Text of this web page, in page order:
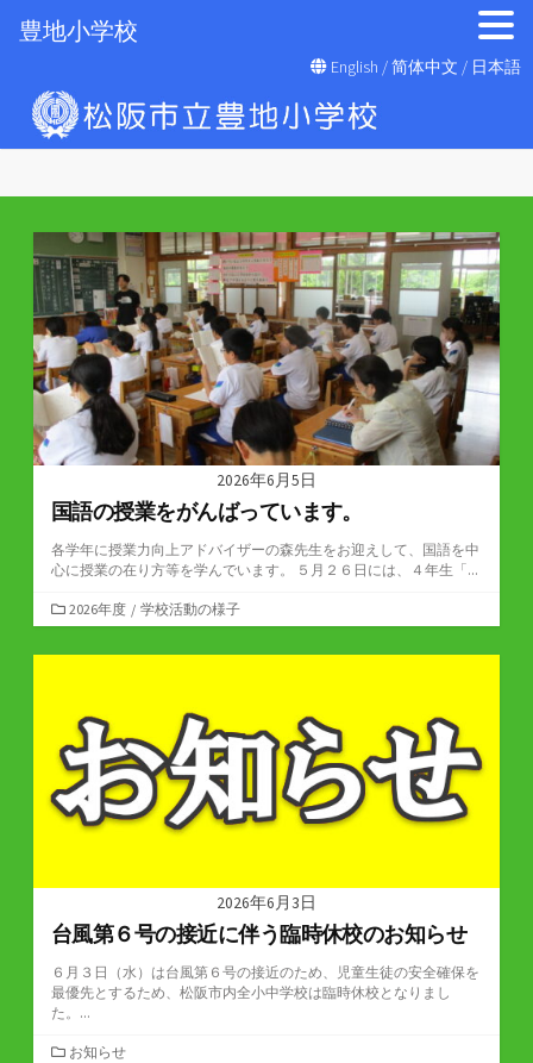
ン
English /简体中文 / 日本語
2026年6月5日
国語の授業をがんばっています。
各学年に授業力向上アドバイザーの森先生をお迎えして、国語を中
心に授業の在り方等を学んでいます。 ５月２６日には、４年生「...
カ
テ
ゴ
2026年度 / 学校活動の様子
2026年6月3日
台風第６号の接近に伴う臨時休校のお知らせ
６月３日（水）は台風第６号の接近のため、児童生徒の安全確保を
最優先とするため、松阪市内全小中学校は臨時休校となりまし
た。...
カお知らせ
豊地小学校